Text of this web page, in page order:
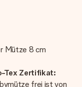
Mütze 8 cm
Tex Zertifikat:
frei ist von